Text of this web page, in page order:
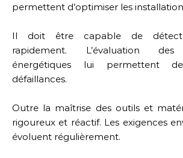
permettent d’optimiser les
Il doit être capable de
rapidement. L’évaluation des
énergétiques lui permettent
défaillances.
Outre la maîtrise des outils et
rigoureux et réactif. Les exigences
évoluent régulièrement.